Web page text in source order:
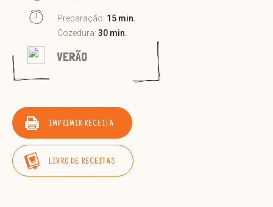
Preparação: 15 min.
Cozedura: 30 min.
VERÃO
IMPRIMIR RECEITA
LIVRO DE RECEITAS